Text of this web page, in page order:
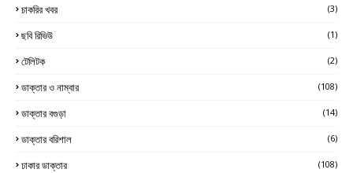
চাকরির খবর (3)
ছবি রিভিউ (1)
টেলিটক (2)
ডাক্তার ও নাম্বার (108)
ডাক্তার বগুড়া (14)
ডাক্তার বরিশাল (6)
ঢাকার ডাক্তার (108)